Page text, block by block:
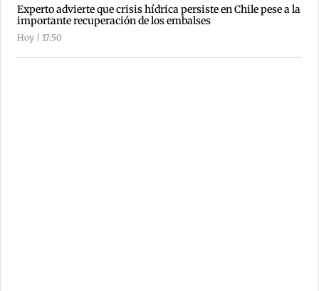
Experto advierte que crisis hídrica persiste en Chile pese a la
importante recuperación de los embalses
Hoy | 17:50